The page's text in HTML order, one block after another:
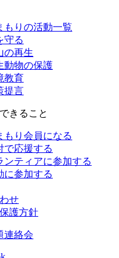
もりの活動一覧
守る
の再生
動物の保護
教育
提言
きること
もり会員になる
で応援する
ンティアに参加する
に参加する
せ
護方針
連絡会